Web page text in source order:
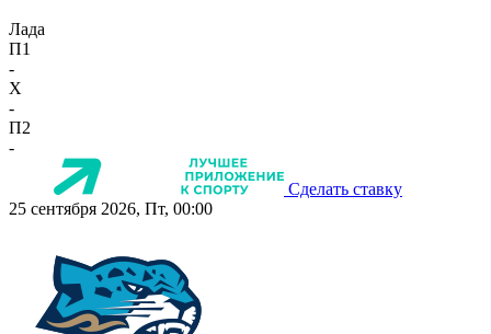
Лада
П1
-
X
-
П2
-
Сделать ставку
25 сентября 2026, Пт, 00:00